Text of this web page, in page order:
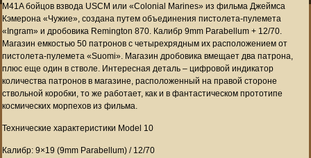
M41A бойцов взвода USCM или «Colonial Marines» из фильма Джеймса
Кэмерона «Чужие», создана путем объединения пистолета-пулемета
«Ingram» и дробовика Remington 870. Калибр 9mm Parabellum + 12/70.
Магазин емкостью 50 патронов с четырехрядным их расположением от
пистолета-пулемета «Suomi». Магазин дробовика вмещает два патрона,
плюс еще один в стволе. Интересная деталь – цифровой индикатор
количества патронов в магазине, расположенный на правой стороне
ствольной коробки, то же работает, как и в фантастическом прототипе
космических морпехов из фильма.
Технические характеристики Model 10
Калибр: 9×19 (9mm Parabellum) / 12/70